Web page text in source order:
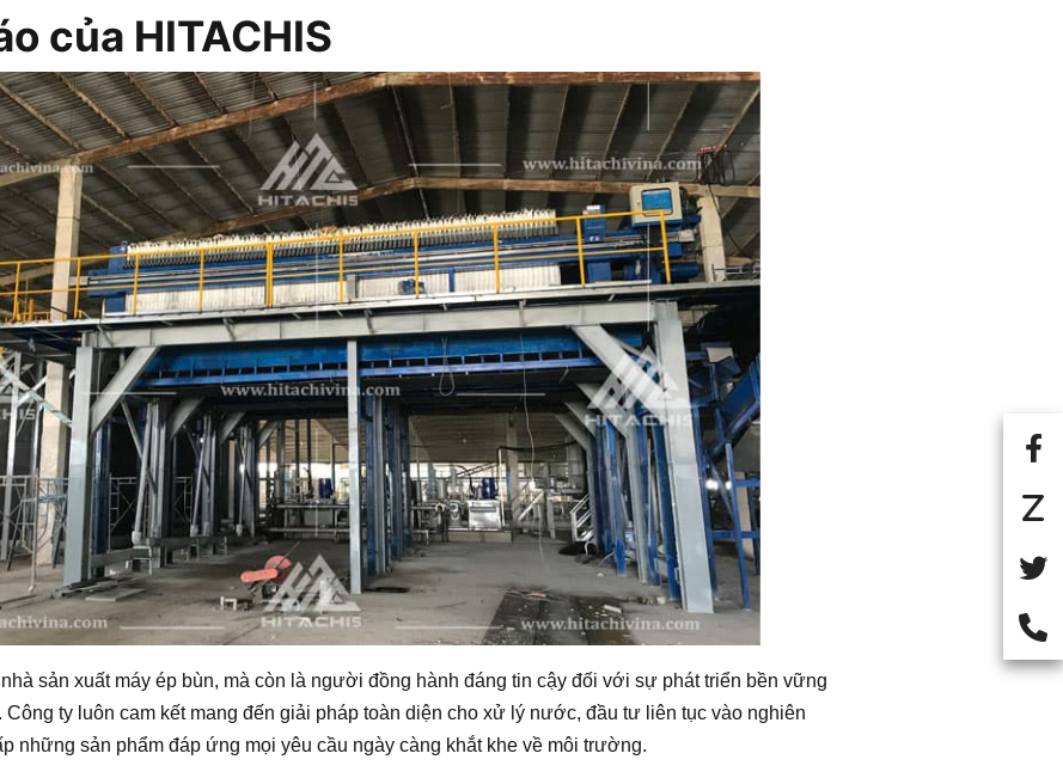
của HITACHIS
sản xuất máy ép bùn, mà còn là người đồng hành đáng tin cậy đối với sự phát triển bền vững
ty luôn cam kết mang đến giải pháp toàn diện cho xử lý nước, đầu tư liên tục vào nghiên
những sản phẩm đáp ứng mọi yêu cầu ngày càng khắt khe về môi trường.